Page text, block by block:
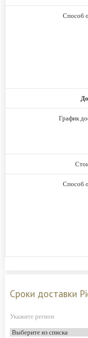
Способ
График
Способ
Сроки доставки
Укажите регион